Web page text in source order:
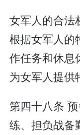
女军人的合法
根据女军人的
作任务和休息
为女军人提供
第四十八条
练、担负战备